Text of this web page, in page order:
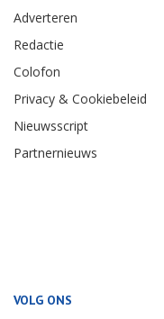
Adverteren
Redactie
Colofon
Privacy & Cookiebeleid
Nieuwsscript
Partnernieuws
VOLG ONS